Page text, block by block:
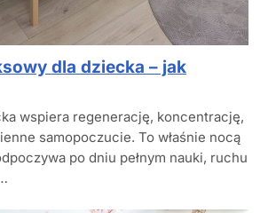
dla dziecka – jak
wspiera regenerację, koncentrację,
samopoczucie. To właśnie nocą
po dniu pełnym nauki, ruchu